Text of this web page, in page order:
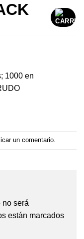
1000 en
un comentario
no será
están marcados